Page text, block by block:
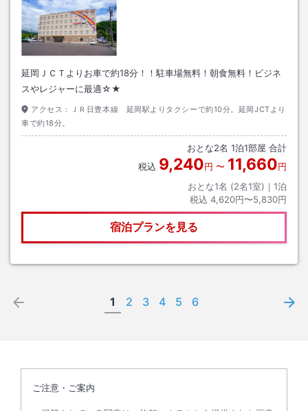
延岡ＪＣＴよりお車で約18分！！駐車場無料！朝食無料！ビジネ
スやレジャーに最適☆★
アクセス：
ＪＲ日豊本線 延岡駅よりタクシーで約10分。延岡JCTより
車で約18分。
おとな2名 1泊1部屋 合計
税込 9,240円 〜 11,660円
おとな1名 (2名1室)｜ 1泊
税込 4,620円〜5,830円
宿泊プランを見る
1 2 3 4 5 6
ご注意・ご案内